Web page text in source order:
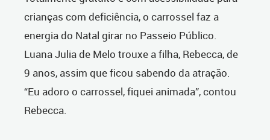
crianças com deficiência, o carrossel faz a
energia do Natal girar no Passeio Público.
Luana Julia de Melo trouxe a filha, Rebecca, de
9 anos, assim que ficou sabendo da atração.
“Eu adoro o carrossel, fiquei animada”, contou
Rebecca.